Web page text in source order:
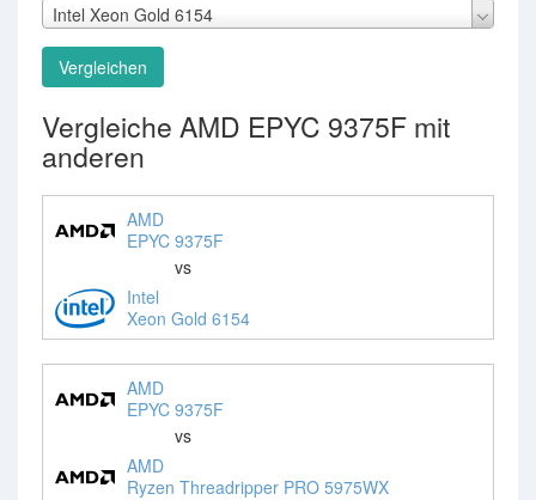
Intel Xeon Gold 6154
Vergleichen
Vergleiche AMD EPYC 9375F mit
anderen
AMD
EPYC 9375F
vs
Intel
Xeon Gold 6154
AMD
EPYC 9375F
vs
AMD
Ryzen Threadripper PRO 5975WX